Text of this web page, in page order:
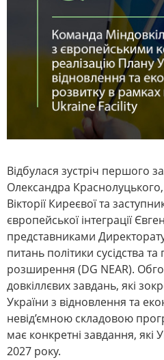
Відбулася зустріч першого
Олександра Краснолуцького,
Вікторії Киреєвої та
європейської інтеграції
представниками
питань політики сусідства та
розширення (DG NEAR).
довкіллєвих завдань, які
України з відновлення та
невід’ємною складовою
має конкретні завдання, які
2027 року.